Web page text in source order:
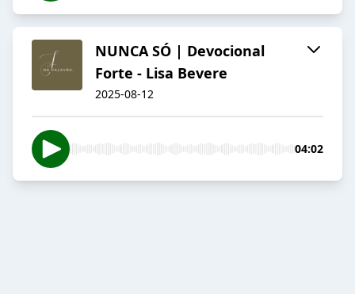
NUNCA SÓ | Devocional
Forte - Lisa Bevere
2025-08-12
04:02